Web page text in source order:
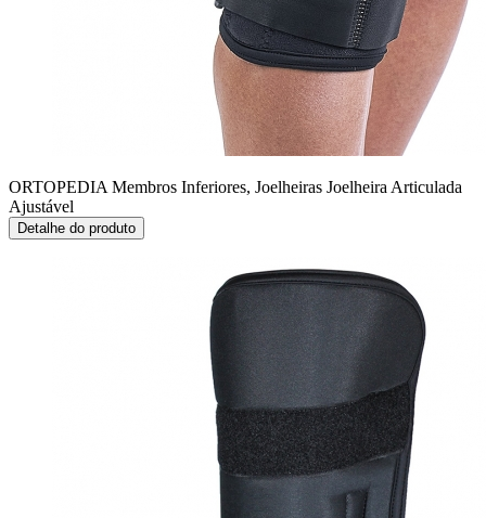
ORTOPEDIA Membros Inferiores, Joelheiras Joelheira Articulada
Ajustável
Detalhe do produto